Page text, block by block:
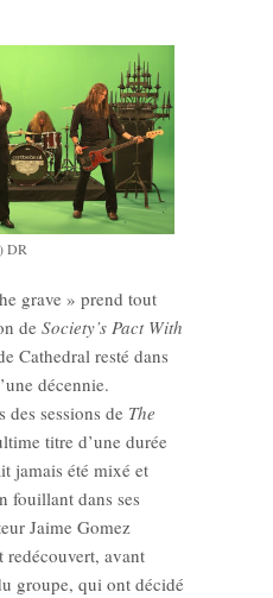
DR
grave » prend tout
de Society’s Pact With
Cathedral resté dans
décennie.
des sessions de The
titre d’une durée
jamais été mixé et
fouillant dans ses
Jaime Gomez
redécouvert, avant
groupe, qui ont décidé